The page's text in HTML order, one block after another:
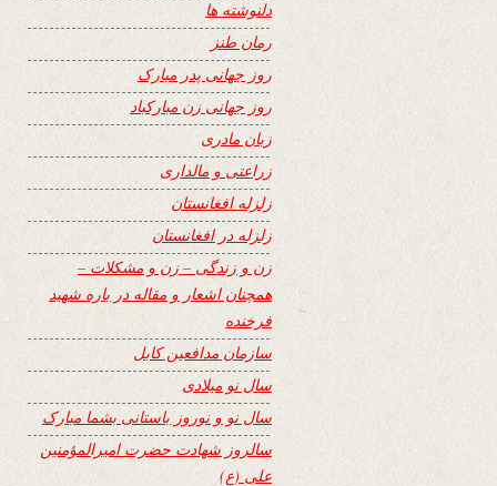
دلنوشته ها
رمان طنز
روز جهانی پدر مبارک
روز جهانی زن مبارکباد
زبان مادری
زراعتی و مالداری
زلزله افغانستان
زلزله در افغانستان
زن و زندگی – زن و مشکلات –
همچنان اشعار و مقاله در باره شهید
فرخنده
سازمان مدافعین کابل
سال نو میلادی
سال نو و نوروز باستانی بشما مبارک
سالروز شهادت حضرت امیرالمؤمنین
علی (ع)